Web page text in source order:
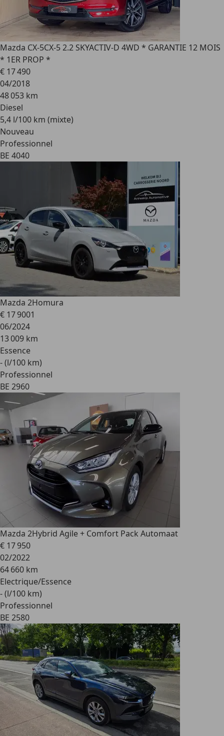
Mazda CX-5CX-5 2.2 SKYACTIV-D 4WD * GARANTIE 12 MOIS
* 1ER PROP *
€ 17 490
04/2018
48 053 km
Diesel
5,4 l/100 km (mixte)
Nouveau
Professionnel
BE 4040
Mazda 2Homura
€ 17 9001
06/2024
13 009 km
Essence
- (l/100 km)
Professionnel
BE 2960
Mazda 2Hybrid Agile + Comfort Pack Automaat
€ 17 950
02/2022
64 660 km
Electrique/Essence
- (l/100 km)
Professionnel
BE 2580